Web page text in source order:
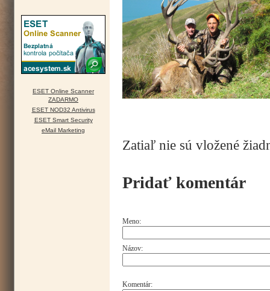
ESET Online Scanner
ZADARMO
ESET NOD32 Antivirus
ESET Smart Security
eMail Marketing
Zatiaľ nie sú vložené
Pridať komentár
Meno:
Názov:
Komentár: